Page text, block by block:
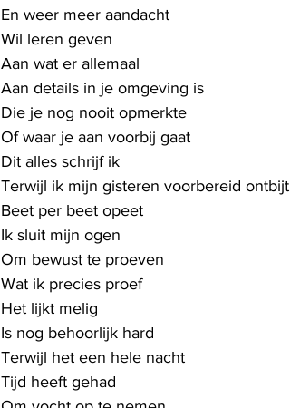
En weer meer aandacht
Wil leren geven
Aan wat er allemaal
Aan details in je omgeving is
Die je nog nooit opmerkte
Of waar je aan voorbij gaat
Dit alles schrijf ik
Terwijl ik mijn gisteren voorbereid ontbijt
Beet per beet opeet
Ik sluit mijn ogen
Om bewust te proeven
Wat ik precies proef
Het lijkt melig
Is nog behoorlijk hard
Terwijl het een hele nacht
Tijd heeft gehad